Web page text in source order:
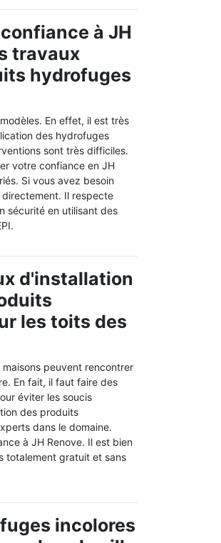
à JH
travaux
hydrofuges
En effet, il est très
des hydrofuges
sont très difficiles.
votre confiance en JH
Si vous avez besoin
Il respecte
sécurité en utilisant des
d'installation
les toits des
peuvent rencontrer
En fait, il faut faire des
éviter les soucis
des produits
dans le domaine.
à JH Renove. Il est bien
totalement gratuit et sans
incolores